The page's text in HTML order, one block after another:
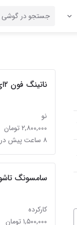
ناتینگ فون ۲ای از دم قسط(بدون پیش پرداخت)
نو
۲,۸۰۰,۰۰۰ تومان
۸ ساعت پیش در حومه شیراز
سامسونگ
کارکرده
۱,۵۰۰,۰۰۰ تومان